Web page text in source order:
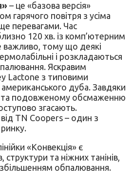
– це «базова версія»
гарячого повітря з усіма
перевагами. Час
120 хв. із комп’ютерним
важливо, тому що деякі
і розкладаються
Яскравим
Lactone з типовими
дуба. Завдяки
та подовженому обсмаженню
згасають.
TN Coopers – один з
«Конвекція» є
та ніжних танінів,
обпалювання.